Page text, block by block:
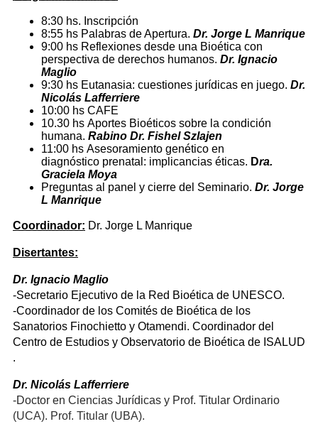
8:30 hs. Inscripción
8:55 hs Palabras de Apertura. Dr. Jorge L Manrique
9:00 hs Reflexiones desde una Bioética con
perspectiva de derechos humanos. Dr. Ignacio
Maglio
9:30 hs Eutanasia: cuestiones jurídicas en juego. Dr.
Nicolás Lafferriere
10:00 hs CAFE
10.30 hs Aportes Bioéticos sobre la condición
humana. Rabino Dr. Fishel Szlajen
11:00 hs Asesoramiento genético en
diagnóstico prenatal: implicancias éticas. Dra.
Graciela Moya
Preguntas al panel y cierre del Seminario. Dr. Jorge
L Manrique
Coordinador: Dr. Jorge L Manrique
Disertantes:
Dr. Ignacio Maglio
-Secretario Ejecutivo de la Red Bioética de UNESCO.
-Coordinador de los Comités de Bioética de los
Sanatorios Finochietto y Otamendi. Coordinador del
Centro de Estudios y Observatorio de Bioética de ISALUD
.
Dr. Nicolás Lafferriere
-Doctor en Ciencias Jurídicas y Prof. Titular Ordinario
(UCA). Prof. Titular (UBA).